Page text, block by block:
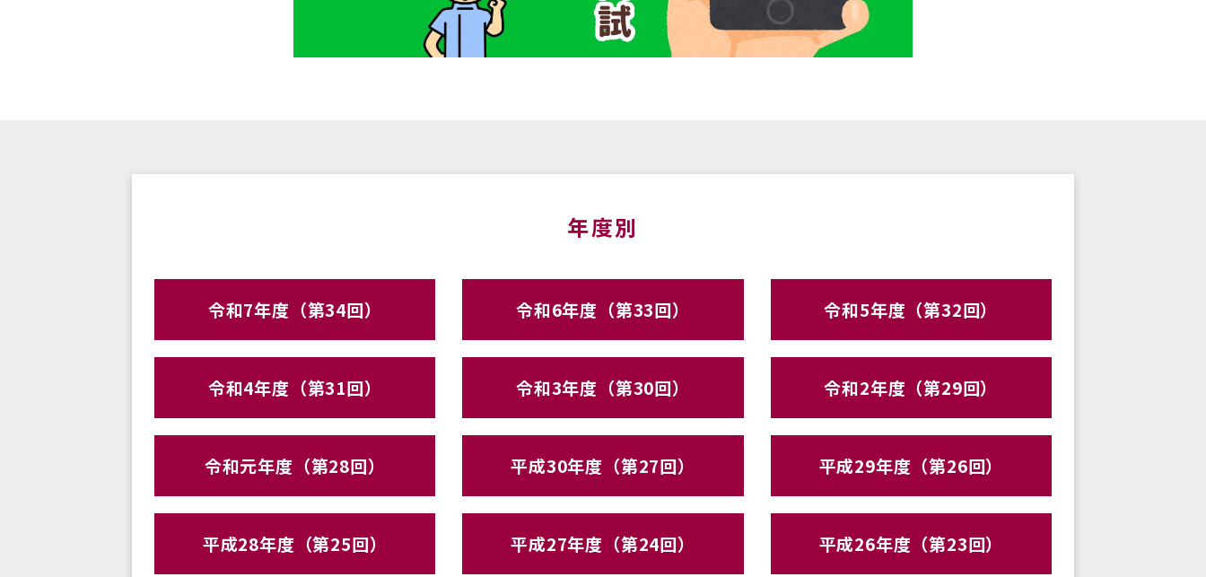
年度別
令和7年度（第34回） 令和6年度（第33回） 令和5年度（第32回）
令和4年度（第31回） 令和3年度（第30回） 令和2年度（第29回）
令和元年度（第28回） 平成30年度（第27回） 平成29年度（第26回）
平成28年度（第25回） 平成27年度（第24回） 平成26年度（第23回）